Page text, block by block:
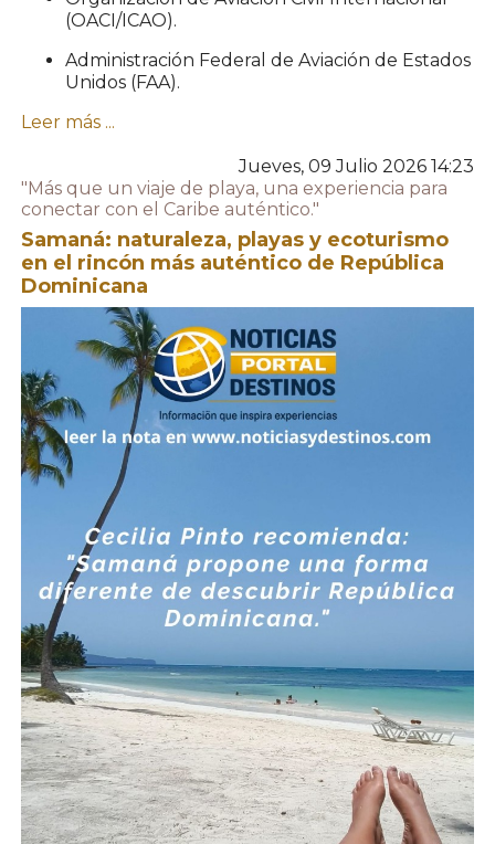
(OACI/ICAO).
Administración Federal de Aviación de Estados
Unidos (FAA).
Leer más ...
Jueves, 09 Julio 2026 14:23
"Más que un viaje de playa, una experiencia para
conectar con el Caribe auténtico."
Samaná: naturaleza, playas y ecoturismo
en el rincón más auténtico de República
Dominicana